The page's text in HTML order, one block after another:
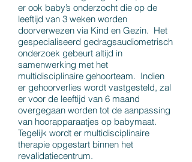
er ook baby’s onderzocht die op de
leeftijd van 3 weken worden
doorverwezen via Kind en Gezin. Het
gespecialiseerd gedragsaudiometrisch
onderzoek gebeurt altijd in
samenwerking met het
multidisciplinaire gehoorteam. Indien
er gehoorverlies wordt vastgesteld, zal
er voor de leeftijd van 6 maand
overgegaan worden tot de aanpassing
van hoorapparaatjes op babymaat.
Tegelijk wordt er multidisciplinaire
therapie opgestart binnen het
revalidatiecentrum.